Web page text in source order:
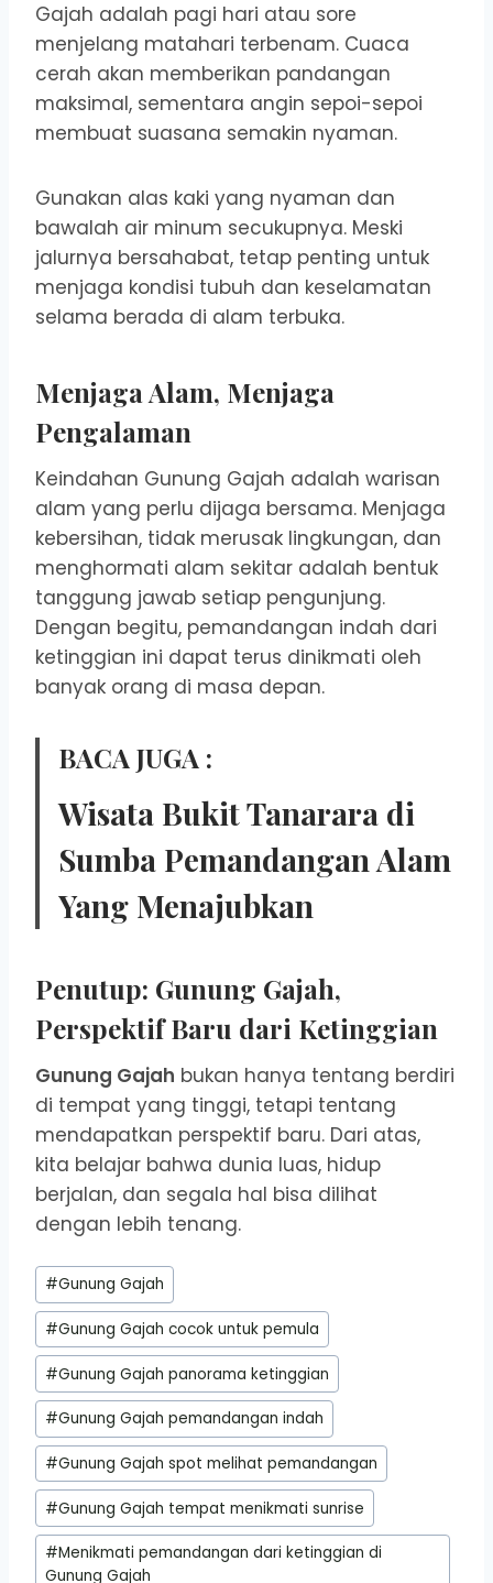
Gajah adalah pagi hari atau sore
menjelang matahari terbenam. Cuaca
cerah akan memberikan pandangan
maksimal, sementara angin sepoi-sepoi
membuat suasana semakin nyaman.
Gunakan alas kaki yang nyaman dan
bawalah air minum secukupnya. Meski
jalurnya bersahabat, tetap penting untuk
menjaga kondisi tubuh dan keselamatan
selama berada di alam terbuka.
Menjaga Alam, Menjaga
Pengalaman
Keindahan Gunung Gajah adalah warisan
alam yang perlu dijaga bersama. Menjaga
kebersihan, tidak merusak lingkungan, dan
menghormati alam sekitar adalah bentuk
tanggung jawab setiap pengunjung.
Dengan begitu, pemandangan indah dari
ketinggian ini dapat terus dinikmati oleh
banyak orang di masa depan.
BACA JUGA :
Wisata Bukit Tanarara di
Sumba Pemandangan Alam
Yang Menajubkan
Penutup: Gunung Gajah,
Perspektif Baru dari Ketinggian
Gunung Gajah bukan hanya tentang berdiri
di tempat yang tinggi, tetapi tentang
mendapatkan perspektif baru. Dari atas,
kita belajar bahwa dunia luas, hidup
berjalan, dan segala hal bisa dilihat
dengan lebih tenang.
Post
Tags:
#Gunung Gajah
#Gunung Gajah cocok untuk pemula
#Gunung Gajah panorama ketinggian
#Gunung Gajah pemandangan indah
#Gunung Gajah spot melihat pemandangan
#Gunung Gajah tempat menikmati sunrise
#Menikmati pemandangan dari ketinggian di
Gunung Gajah